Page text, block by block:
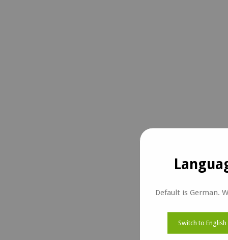
Default is German.
Switch to English